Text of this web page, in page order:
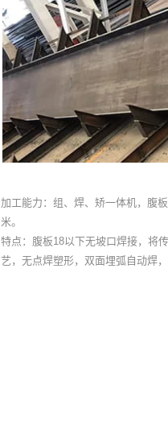
加工能力：组、焊、矫一体机，腹
米。
特点：腹板18以下无坡口焊接，将
艺，无点焊塑形，双面埋弧自动焊